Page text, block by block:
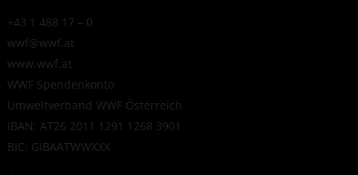
+43 1 488 17 – 0
wwf@wwf.at
www.wwf.at
WWF Spendenkonto
Umweltverband WWF Österreich
IBAN: AT26 2011 1291 1268 3901
BIC: GIBAATWWXXX